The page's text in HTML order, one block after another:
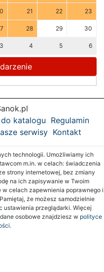
21 22 23
28 29 30
3 4 5 6
katalogu Regulamin
serwisy Kontakt
technologii. Umożliwiamy ich
m.in. w celach: świadczenia
strony internetowej, bez zmiany
na ich zapisywanie w Twoim
celach zapewnienia poprawnego i
że możesz samodzielnie
ustawienia przeglądarki. Więcej
osobowe znajdziesz w polityce